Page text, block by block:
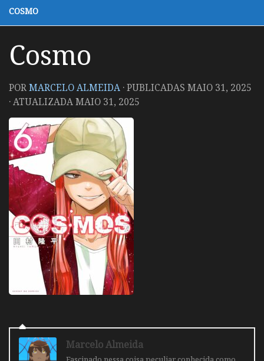
COSMO
Cosmo
PORMARCELO ALMEIDA · PUBLICADAS MAIO 31, 2025
· ATUALIZADAMAIO 31, 2025
Marcelo Almeida